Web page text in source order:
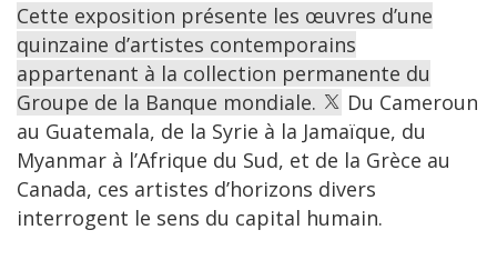
Cette exposition présente les œuvres d’une
quinzaine d’artistes contemporains
appartenant à la collection permanente du
Groupe de la Banque mondiale.
Du Cameroun
au Guatemala, de la Syrie à la Jamaïque, du
Myanmar à l’Afrique du Sud, et de la Grèce au
Canada, ces artistes d’horizons divers
interrogent le sens du capital humain.